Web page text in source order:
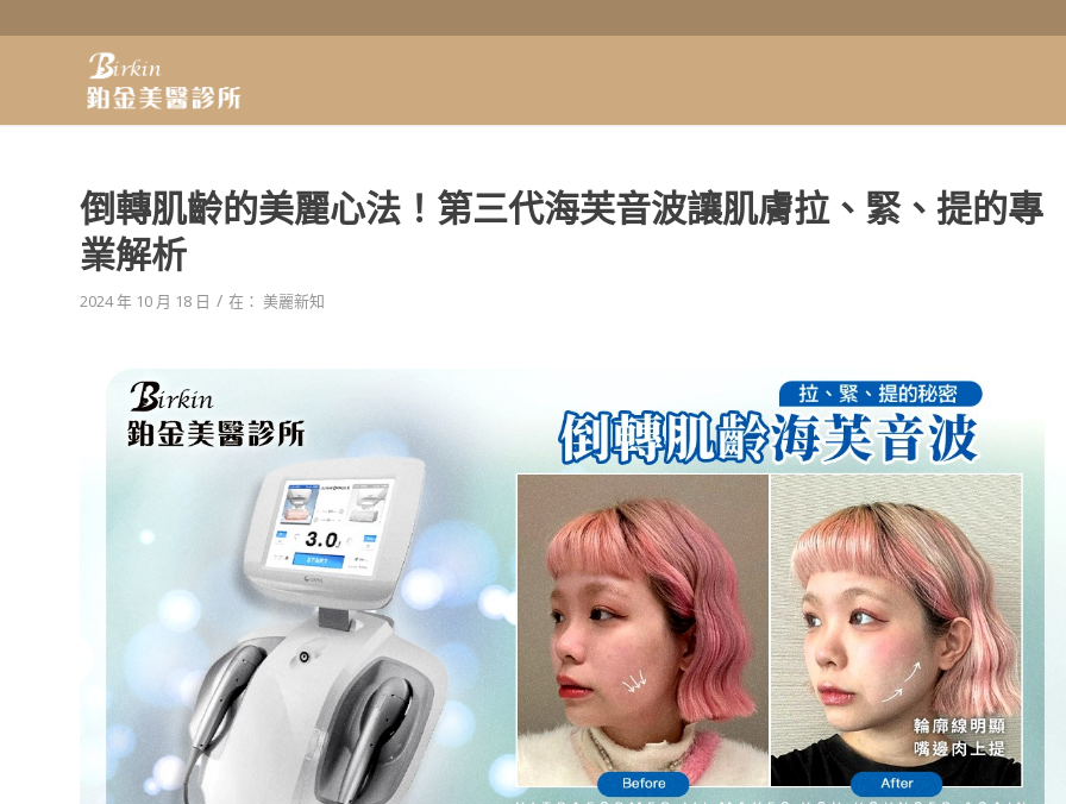
倒轉肌齡的美麗心法！第三代海芙音波讓肌膚拉、緊、提的專
業解析
2024 年 10 月 18 日 / 在： 美麗新知